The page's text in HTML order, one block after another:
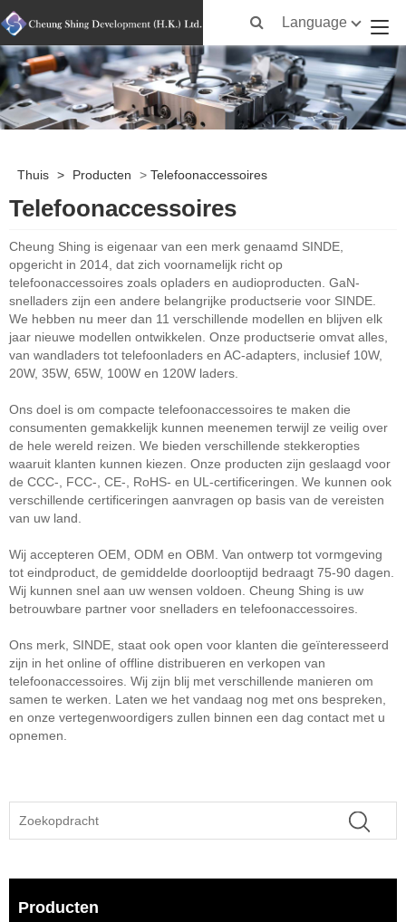
Language
Thuis > Producten > Telefoonaccessoires
Telefoonaccessoires
Cheung Shing is eigenaar van een merk genaamd SINDE,
opgericht in 2014, dat zich voornamelijk richt op
telefoonaccessoires zoals opladers en audioproducten. GaN-
snelladers zijn een andere belangrijke productserie voor SINDE.
We hebben nu meer dan 11 verschillende modellen en blijven elk
jaar nieuwe modellen ontwikkelen. Onze productserie omvat alles,
van wandladers tot telefoonladers en AC-adapters, inclusief 10W,
20W, 35W, 65W, 100W en 120W laders.
Ons doel is om compacte telefoonaccessoires te maken die
consumenten gemakkelijk kunnen meenemen terwijl ze veilig over
de hele wereld reizen. We bieden verschillende stekkeropties
waaruit klanten kunnen kiezen. Onze producten zijn geslaagd voor
de CCC-, FCC-, CE-, RoHS- en UL-certificeringen. We kunnen ook
verschillende certificeringen aanvragen op basis van de vereisten
van uw land.
Wij accepteren OEM, ODM en OBM. Van ontwerp tot vormgeving
tot eindproduct, de gemiddelde doorlooptijd bedraagt ​​75-90 dagen.
Wij kunnen snel aan uw wensen voldoen. Cheung Shing is uw
betrouwbare partner voor snelladers en telefoonaccessoires.
Ons merk, SINDE, staat ook open voor klanten die geïnteresseerd
zijn in het online of offline distribueren en verkopen van
telefoonaccessoires. Wij zijn blij met verschillende manieren om
samen te werken. Laten we het vandaag nog met ons bespreken,
en onze vertegenwoordigers zullen binnen een dag contact met u
opnemen.
Producten